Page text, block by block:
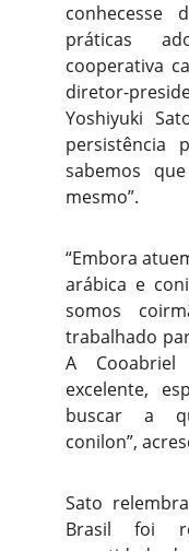
práticas
cooperativa
diretor-
Yoshiyuki
persistência
sabemos
mesmo”.
“Embora
arábica e
somos
trabalhado
A
excelente,
buscar a
conilon”,
Sato
Brasil foi